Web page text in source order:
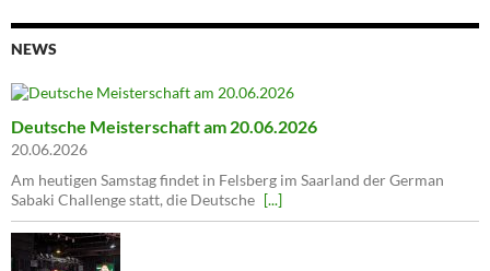
NEWS
Deutsche Meisterschaft am 20.06.2026
20.06.2026
Am heutigen Samstag findet in Felsberg im Saarland der German
Sabaki Challenge statt, die Deutsche [...]